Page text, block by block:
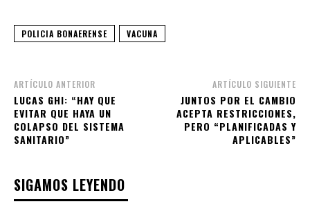
POLICIA BONAERENSE VACUNA
ARTÍCULO ANTERIOR
LUCAS GHI: “HAY QUE
EVITAR QUE HAYA UN
COLAPSO DEL SISTEMA
SANITARIO”
ARTÍCULO SIGUIENTE
JUNTOS POR EL CAMBIO
ACEPTA RESTRICCIONES,
PERO “PLANIFICADAS Y
APLICABLES”
SIGAMOS LEYENDO